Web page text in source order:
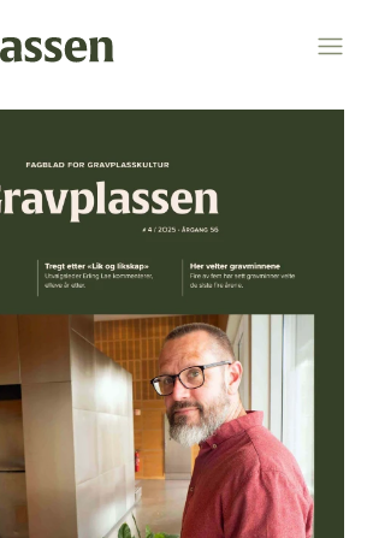
statsforvalteren kremasjon
religion og livssyn
gravplassforeningen